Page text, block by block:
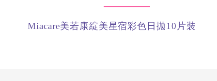
Miacare美若康綻美星宿彩色日拋10片裝